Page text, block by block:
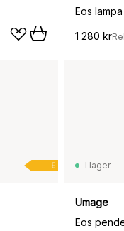
Eos
1 280 kr
E I lager
Umage
Eos